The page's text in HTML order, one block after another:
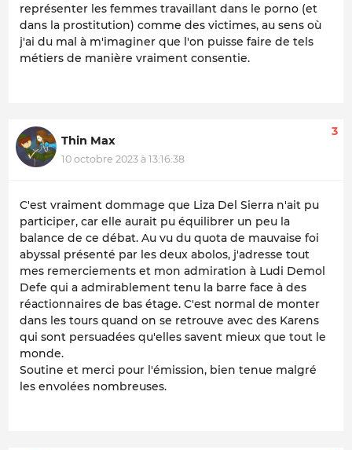
représenter les femmes travaillant dans le porno (et
dans la prostitution) comme des victimes, au sens où
j'ai du mal à m'imaginer que l'on puisse faire de tels
métiers de manière vraiment consentie.
Thin Max
10 octobre 2023 à 13:16:38
3
C'est vraiment dommage que Liza Del Sierra n'ait pu
participer, car elle aurait pu équilibrer un peu la
balance de ce débat. Au vu du quota de mauvaise foi
abyssal présenté par les deux abolos, j'adresse tout
mes remerciements et mon admiration à Ludi Demol
Defe qui a admirablement tenu la barre face à des
réactionnaires de bas étage. C'est normal de monter
dans les tours quand on se retrouve avec des Karens
qui sont persuadées qu'elles savent mieux que tout le
monde.
Soutine et merci pour l'émission, bien tenue malgré
les envolées nombreuses.